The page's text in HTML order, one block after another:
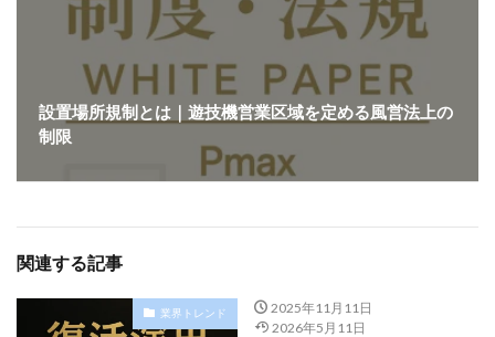
設置場所規制とは｜遊技機営業区域を定める風営法上の
制限
関連する記事
業界トレンド
2025年11月11日
2026年5月11日